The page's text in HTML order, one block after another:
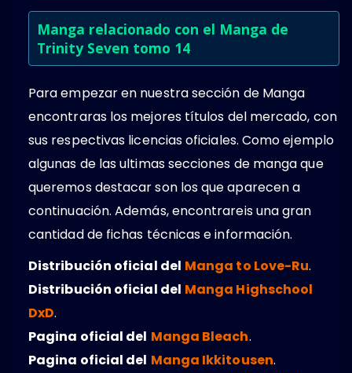
Manga relacionado con el Manga de
Trinity Seven tomo 14
Para empezar en nuestra sección de Manga
encontraras los mejores títulos del mercado, con
sus respectivas licencias oficiales. Como ejemplo
algunas de las ultimas secciones de manga que
queremos destacar son los que aparecen a
continuación. Además, encontrareis una gran
cantidad de fichas técnicas e información.
Distribución oficial del Manga to Love-Ru.
Distribución oficial del Manga Highschool
DxD.
Pagina oficial del Manga Bleach.
Pagina oficial del Manga Ikkitousen.